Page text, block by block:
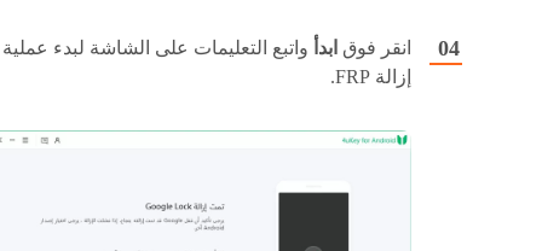
انقر فوق ابدأ واتبع التعليمات على الشاشة لبدء عملية
إزالة FRP.